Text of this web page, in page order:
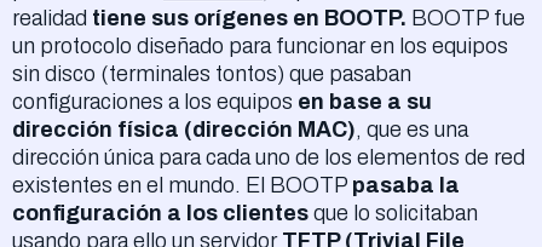
realidad tiene sus orígenes en BOOTP. BOOTP fue
un protocolo diseñado para funcionar en los equipos
sin disco (terminales tontos) que pasaban
configuraciones a los equipos en base a su
dirección física (dirección MAC), que es una
dirección única para cada uno de los elementos de red
existentes en el mundo. El BOOTP pasaba la
configuración a los clientes que lo solicitaban
usando para ello un servidor TFTP (Trivial File